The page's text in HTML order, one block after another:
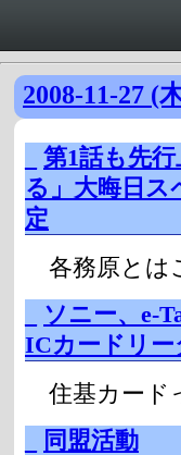
2008-11-27 (
第1話も先
る」大晦日
定
各務原とは
ソニー、e-
ICカードリー
住基カード
同盟活動